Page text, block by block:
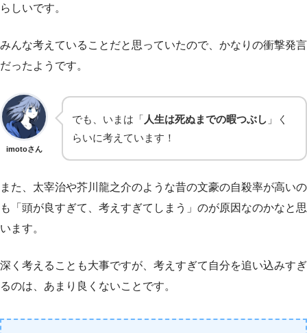
らしいです。
みんな考えていることだと思っていたので、かなりの衝撃発言
だったようです。
imotoさん
でも、いまは「 人生は死ぬまでの暇つぶし 」く
らいに考えています！
また、太宰治や芥川龍之介のような昔の文豪の自殺率が高いの
も「頭が良すぎて、考えすぎてしまう」のが原因なのかなと思
います。
深く考えることも大事ですが、考えすぎて自分を追い込みすぎ
るのは、あまり良くないことです。